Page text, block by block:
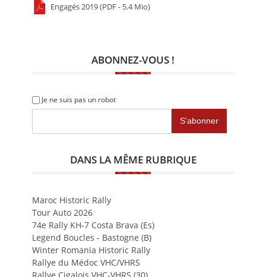
Engagés 2019 (PDF - 5.4 Mio)
ABONNEZ-VOUS !
Je ne suis pas un robot
DANS LA MÊME RUBRIQUE
Maroc Historic Rally
Tour Auto 2026
74e Rally KH-7 Costa Brava (Es)
Legend Boucles - Bastogne (B)
Winter Romania Historic Rally
Rallye du Médoc VHC/VHRS
Rallye Cigalois VHC-VHRS (30)